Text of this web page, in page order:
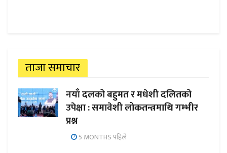
ताजा समाचार
नयाँ दलको बहुमत र मधेशी दलितको
उपेक्षा : समावेशी लोकतन्त्रमाथि गम्भीर
प्रश्न
5 MONTHS पहिले